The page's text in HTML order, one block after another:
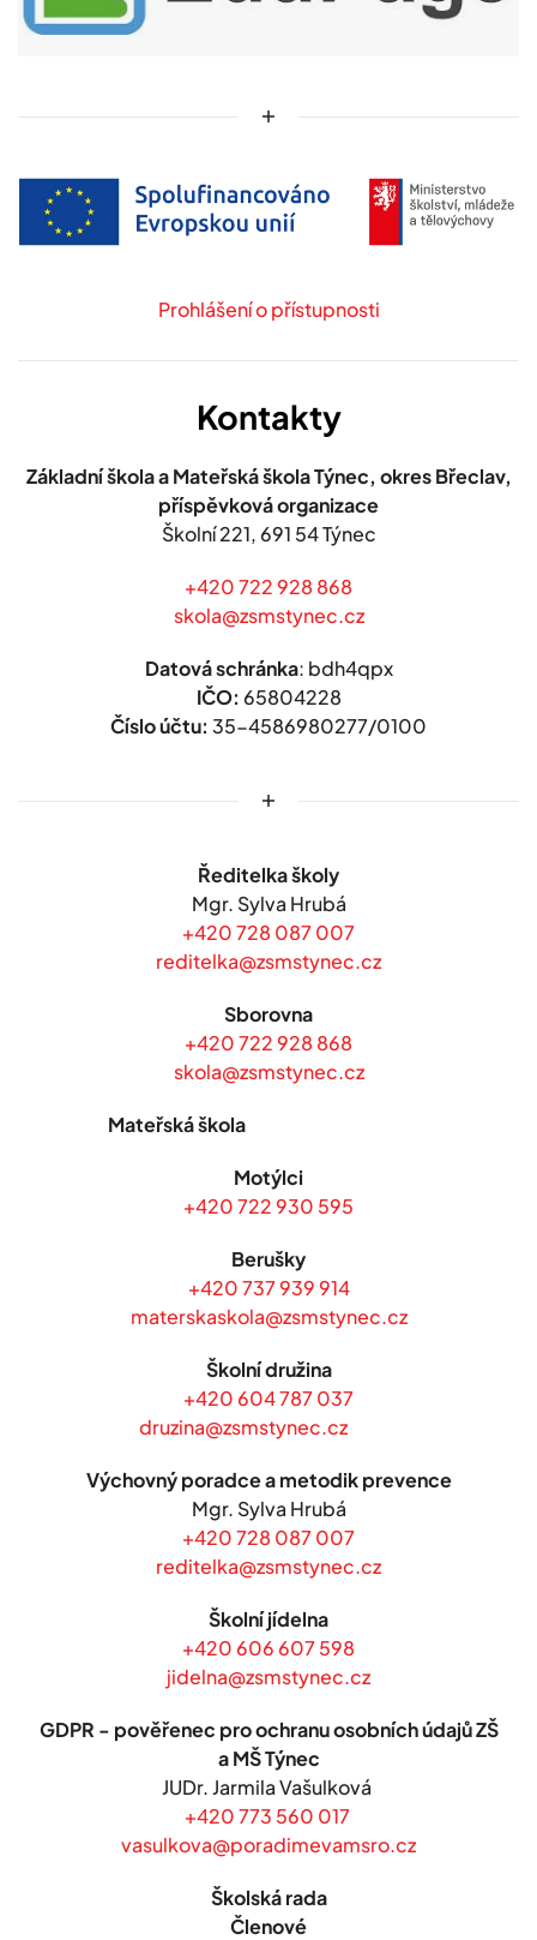
Prohlášení o přístupnosti
Kontakty
Základní škola a Mateřská škola Týnec, okres Břeclav,
příspěvková organizace
Školní 221, 691 54 Týnec
+420 722 928 868
skola@zsmstynec.cz
Datová schránka: bdh4qpx
IČO: 65804228
Číslo účtu: 35-4586980277/0100
Ředitelka školy
Mgr. Sylva Hrubá
+420 728 087 007
reditelka@zsmstynec.cz
Sborovna
+420 722 928 868
skola@zsmstynec.cz
Mateřská škola
Motýlci
+420 722 930 595
Berušky
+420 737 939 914
materskaskola@zsmstynec.cz
Školní družina
+420 604 787 037
druzina@zsmstynec.cz
Výchovný poradce a metodik prevence
Mgr. Sylva Hrubá
+420 728 087 007
reditelka@zsmstynec.cz
Školní jídelna
+420 606 607 598
jidelna@zsmstynec.cz
GDPR - pověřenec pro ochranu osobních údajů ZŠ
a MŠ Týnec
JUDr. Jarmila Vašulková
+420 773 560 017
vasulkova@poradimevamsro.cz
Školská rada
Členové